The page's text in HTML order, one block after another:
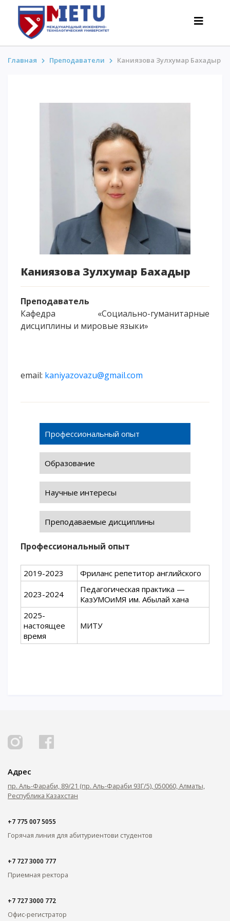
ИНТЕРЕСНОЕ
Проживание и общежития
Кампус-тур
International studying
METU Courses
Очное с применением дистанционных технологий
ОПЛАТИТЬ ОБУЧЕНИЕ
Главная Преподаватели Каниязова Зулхумар Бахадыр
Каниязова Зулхумар Бахадыр
Преподаватель
Кафедра «Социально-гуманитарные
дисциплины и мировые языки»
email: kaniyazovazu@gmail.com
Профессиональный опыт
Образование
Научные интересы
Преподаваемые дисциплины
Профессиональный опыт
2019-2023 Фриланс репетитор английского
2023-2024
Педагогическая практика —
КазУМОиМЯ им. Абылай хана
2025-
настоящее
время
МИТУ
Адрес
пр. Аль-Фараби, 89/21 (пр. Аль-Фараби 93Г/5), 050060, Алматы,
Республика Казахстан
+7 775 007 5055
Горячая линия для абитуриентови студентов
+7 727 3000 777
Приемная ректора
+7 727 3000 772
Офис-регистратор